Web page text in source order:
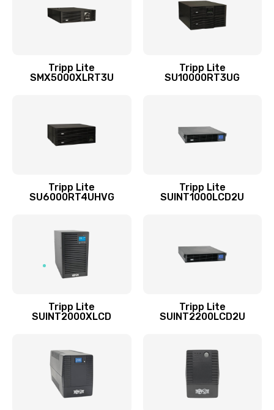
Tripp Lite
SMX5000XLRT3U
Tripp Lite
SU10000RT3UG
Tripp Lite
SU6000RT4UHVG
Tripp Lite
SUINT1000LCD2U
Tripp Lite
SUINT2000XLCD
Tripp Lite
SUINT2200LCD2U